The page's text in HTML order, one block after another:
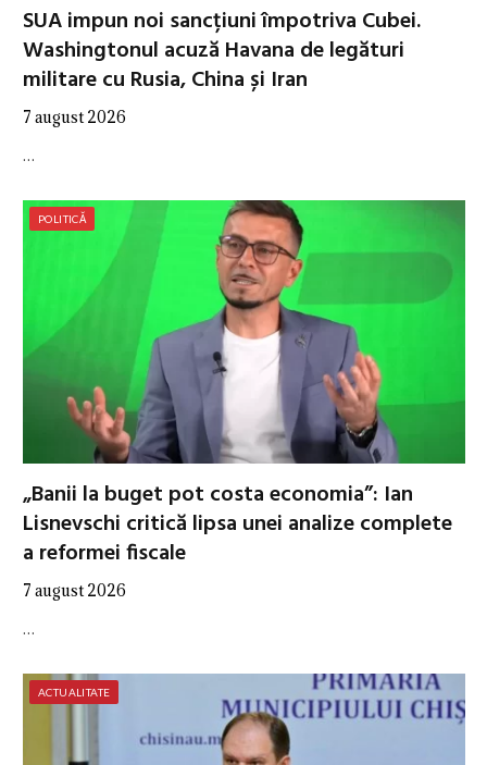
SUA impun noi sancțiuni împotriva Cubei.
Washingtonul acuză Havana de legături
militare cu Rusia, China și Iran
7 august 2026
…
POLITICĂ
„Banii la buget pot costa economia”: Ian
Lisnevschi critică lipsa unei analize complete
a reformei fiscale
7 august 2026
…
ACTUALITATE